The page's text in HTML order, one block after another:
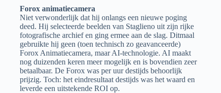
Forox animatiecamera
Niet verwonderlijk dat hij onlangs een nieuwe poging
deed. Hij selecteerde beelden van Staglieno uit zijn rijke
fotografische archief en ging ermee aan de slag. Ditmaal
gebruikte hij geen (toen technisch zo geavanceerde)
Forox Animatiecamera, maar AI-technologie. AI maakt
nog duizenden keren meer mogelijk en is bovendien zeer
betaalbaar. De Forox was per uur destijds behoorlijk
prijzig. Toch: het eindresultaat destijds was het waard en
leverde een uitstekende ROI op.